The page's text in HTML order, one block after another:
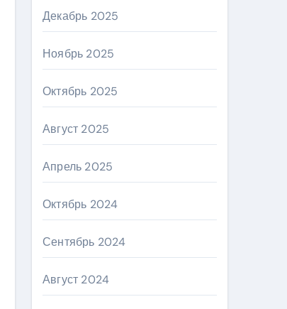
Декабрь 2025
Ноябрь 2025
Октябрь 2025
Август 2025
Апрель 2025
Октябрь 2024
Сентябрь 2024
Август 2024